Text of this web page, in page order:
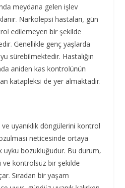
meydana gelen işlev
Narkolepsi hastaları, gün
edilemeyen bir şekilde
Genellikle genç yaşlarda
sürebilmektedir. Hastalığın
aniden kas kontrolünün
katapleksi de yer almaktadır.
uyanıklık döngülerini kontrol
neticesinde ortaya
uyku bozukluğudur. Bu durum,
ve kontrolsüz bir şekilde
Sıradan bir yaşam